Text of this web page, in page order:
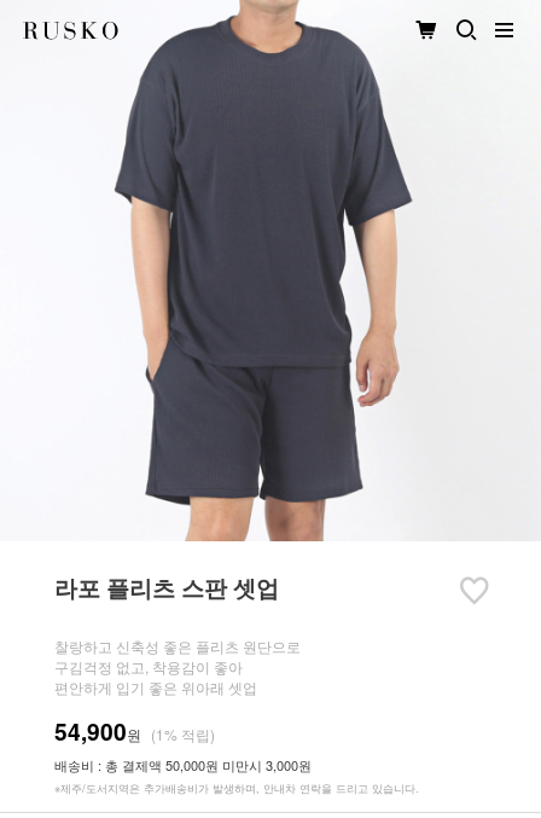
라포 플리츠 스판 셋업
찰랑하고 신축성 좋은 플리츠 원단으로
구김걱정 없고, 착용감이 좋아
편안하게 입기 좋은 위아래 셋업
54,900원 (1% 적립)
배송비 : 총 결제액 50,000원 미만시 3,000원
※제주/도서지역은 추가배송비가 발생하며, 안내차 연락을 드리고 있습니다.